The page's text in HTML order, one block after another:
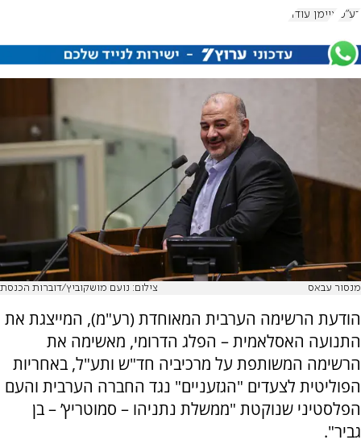
רע"מ איימן עודה
מנסור עבאס צילום: נועם מושקוביץ/דוברות הכנסת
הודעת הרשימה הערבית המאוחדת (רע"מ), המייצגת את
התנועה האסלאמית – הפלג הדרומי, מאשימה את
הרשימה המשותפת על מרכיביה חד"ש ותע"ל, באחריות
הפוליטית לצעדים "הגזעניים" נגד החברה הערבית והעם
הפלסטיני שנוקטת "ממשלת נתניהו – סמוטריץ’ – בן
גביר".